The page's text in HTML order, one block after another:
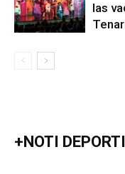
las
+NOTI